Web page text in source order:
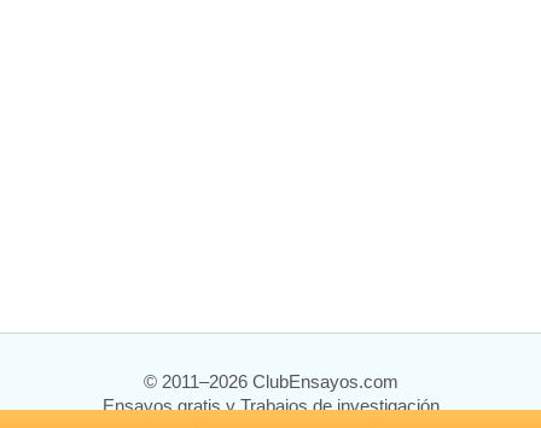
© 2011–2026 ClubEnsayos.com
Ensayos gratis y Trabajos de investigación